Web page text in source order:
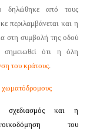
δηλώθηκε από τους
περιλαμβάνεται και η
στη συμβολή της οδού
ότι η όλη
του κράτους
χωματόδρομους
σχεδιασμός και η
του